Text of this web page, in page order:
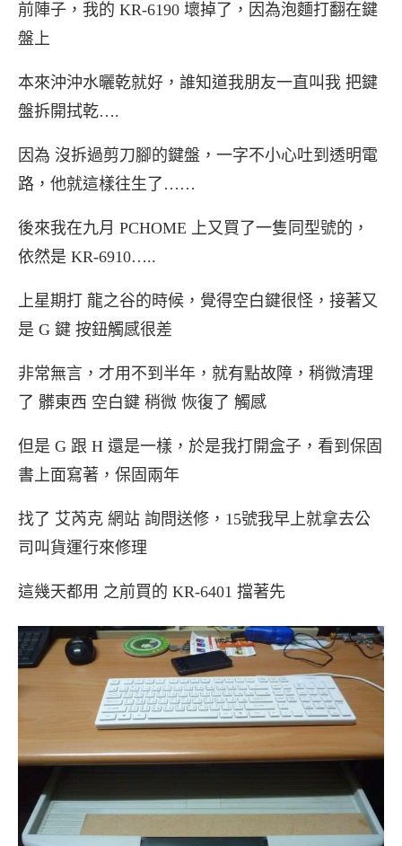
前陣子，我的 KR-6190 壞掉了，因為泡麵打翻在鍵
盤上
本來沖沖水曬乾就好，誰知道我朋友一直叫我 把鍵
盤拆開拭乾….
因為 沒拆過剪刀腳的鍵盤，一字不小心吐到透明電
路，他就這樣往生了……
後來我在九月 PCHOME 上又買了一隻同型號的，
依然是 KR-6910…..
上星期打 龍之谷的時候，覺得空白鍵很怪，接著又
是 G 鍵 按鈕觸感很差
非常無言，才用不到半年，就有點故障，稍微清理
了 髒東西 空白鍵 稍微 恢復了 觸感
但是 G 跟 H 還是一樣，於是我打開盒子，看到保固
書上面寫著，保固兩年
找了 艾芮克 網站 詢問送修，15號我早上就拿去公
司叫貨運行來修理
這幾天都用 之前買的 KR-6401 擋著先